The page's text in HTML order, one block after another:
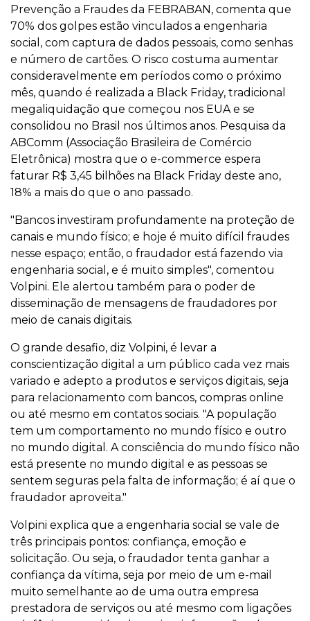
Prevenção a Fraudes da FEBRABAN, comenta que
70% dos golpes estão vinculados a engenharia
social, com captura de dados pessoais, como senhas
e número de cartões. O risco costuma aumentar
consideravelmente em períodos como o próximo
mês, quando é realizada a Black Friday, tradicional
megaliquidação que começou nos EUA e se
consolidou no Brasil nos últimos anos. Pesquisa da
ABComm (Associação Brasileira de Comércio
Eletrônica) mostra que o e-commerce espera
faturar R$ 3,45 bilhões na Black Friday deste ano,
18% a mais do que o ano passado.
"Bancos investiram profundamente na proteção de
canais e mundo físico; e hoje é muito difícil fraudes
nesse espaço; então, o fraudador está fazendo via
engenharia social, e é muito simples", comentou
Volpini. Ele alertou também para o poder de
disseminação de mensagens de fraudadores por
meio de canais digitais.
O grande desafio, diz Volpini, é levar a
conscientização digital a um público cada vez mais
variado e adepto a produtos e serviços digitais, seja
para relacionamento com bancos, compras online
ou até mesmo em contatos sociais. "A população
tem um comportamento no mundo físico e outro
no mundo digital. A consciência do mundo físico não
está presente no mundo digital e as pessoas se
sentem seguras pela falta de informação; é aí que o
fraudador aproveita."
Volpini explica que a engenharia social se vale de
três principais pontos: confiança, emoção e
solicitação. Ou seja, o fraudador tenta ganhar a
confiança da vítima, seja por meio de um e-mail
muito semelhante ao de uma outra empresa
prestadora de serviços ou até mesmo com ligações